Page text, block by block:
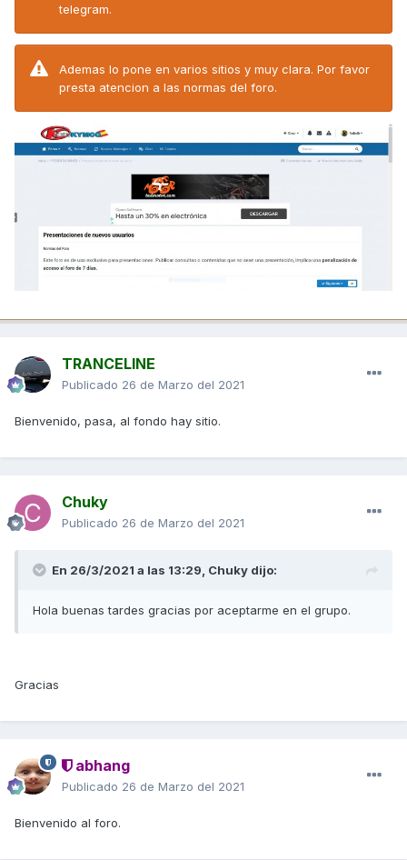
telegram.
Ademas lo pone en varios sitios y muy clara. Por favor
presta atencion a las normas del foro.
TRANCELINE
Publicado 26 de Marzo del 2021
Bienvenido, pasa, al fondo hay sitio.
Chuky
Publicado 26 de Marzo del 2021
En 26/3/2021 a las 13:29, Chuky dijo:
Hola buenas tardes gracias por aceptarme en el grupo.
Gracias
abhang
Publicado 26 de Marzo del 2021
Bienvenido al foro.